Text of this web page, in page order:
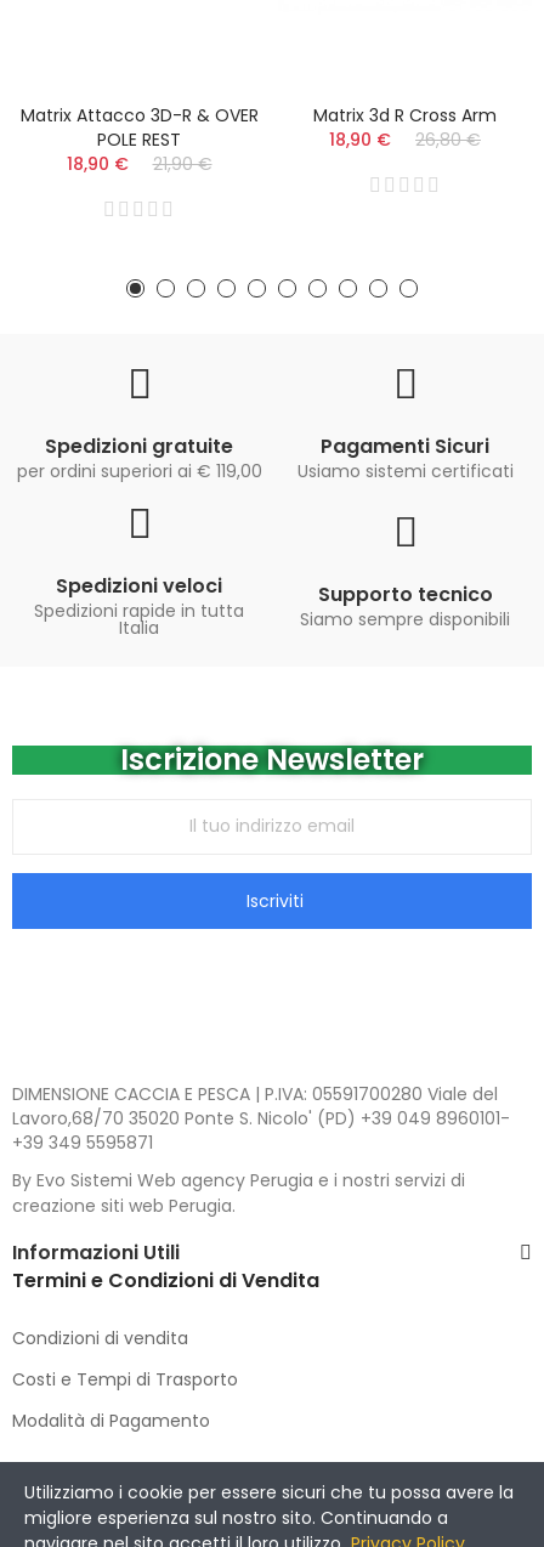
Matrix Attacco 3D-R & OVER
POLE REST
18,90 €
21,90 €
Matrix 3d R Cross Arm
18,90 €
26,80 €
Spedizioni gratuite
per ordini superiori ai € 119,00
Pagamenti Sicuri
Usiamo sistemi certificati
Spedizioni veloci
Spedizioni rapide in tutta
Italia
Supporto tecnico
Siamo sempre disponibili
Iscrizione Newsletter
Iscriviti
DIMENSIONE CACCIA E PESCA | P.IVA: 05591700280 Viale del
Lavoro,68/70 35020 Ponte S. Nicolo' (PD) +39 049 8960101-
+39 349 5595871
By Evo Sistemi Web agency Perugia e i nostri servizi di
creazione siti web Perugia.
Informazioni Utili
Termini e Condizioni di Vendita
Condizioni di vendita
Costi e Tempi di Trasporto
Modalità di Pagamento
Copyright © 2021 DIMENSIONE CACCIA E PESCA. All Rights
Reserved.
Utilizziamo i cookie per essere sicuri che tu possa avere la
migliore esperienza sul nostro sito. Continuando a